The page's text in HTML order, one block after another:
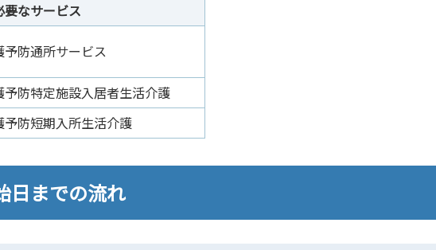
なサービス
予防通所サービス
予防特定施設入居者生活介護
予防短期入所生活介護
日までの流れ